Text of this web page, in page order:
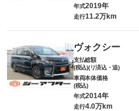
年式2019年
走行11.2万km
ヴォクシー
支払総額
(税込)(リ済込・追)
車両本体価格
(税込)
年式2014年
走行4.0万km